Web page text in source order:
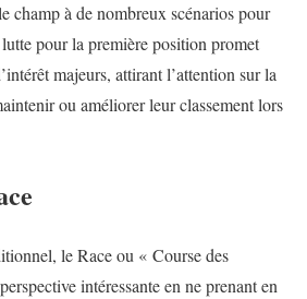
champ à de nombreux scénarios pour
pour la première position promet
majeurs, attirant l’attention sur la
ou améliorer leur classement lors
le Race ou « Course des
intéressante en ne prenant en